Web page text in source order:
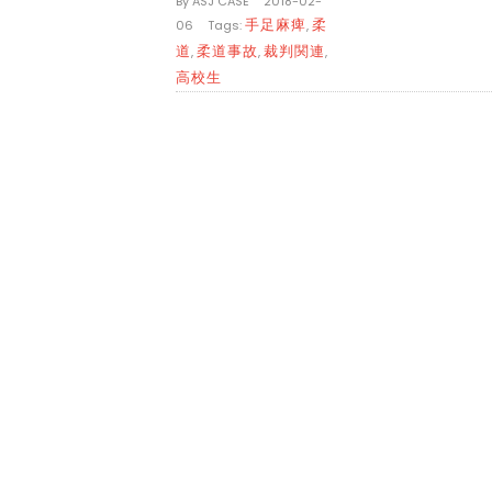
06
Tags:手足麻痺,柔
道,柔道事故,裁判関連,
高校生